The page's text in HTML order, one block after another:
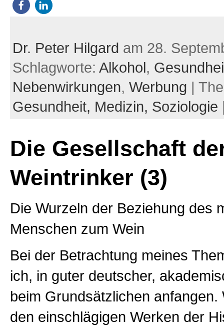
Dr. Peter Hilgard am 28.
Schlagworte: Alkohol,
Nebenwirkungen, Werbung |
Gesundheit, Medizin, Soziologie
Die Gesellschaft
Weintrinker (3)
Die Wurzeln der Beziehung des
Menschen zum Wein
Bei der Betrachtung meines
ich, in guter deutscher,
beim Grundsätzlichen anfangen.
den einschlägigen Werken der